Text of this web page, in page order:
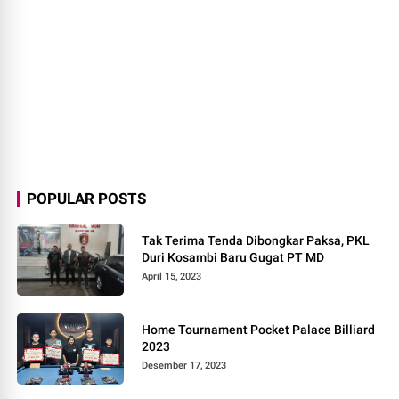
POPULAR POSTS
Tak Terima Tenda Dibongkar Paksa, PKL
Duri Kosambi Baru Gugat PT MD
April 15, 2023
Home Tournament Pocket Palace Billiard
2023
Desember 17, 2023